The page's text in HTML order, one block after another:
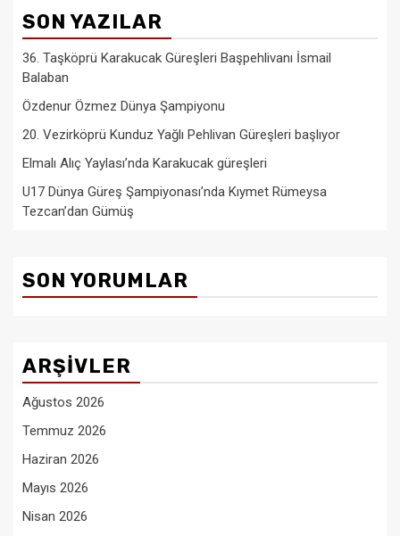
SON YAZILAR
36. Taşköprü Karakucak Güreşleri Başpehlivanı İsmail
Balaban
Özdenur Özmez Dünya Şampiyonu
20. Vezirköprü Kunduz Yağlı Pehlivan Güreşleri başlıyor
Elmalı Alıç Yaylası’nda Karakucak güreşleri
U17 Dünya Güreş Şampiyonası’nda Kıymet Rümeysa
Tezcan’dan Gümüş
SON YORUMLAR
ARŞIVLER
Ağustos 2026
Temmuz 2026
Haziran 2026
Mayıs 2026
Nisan 2026